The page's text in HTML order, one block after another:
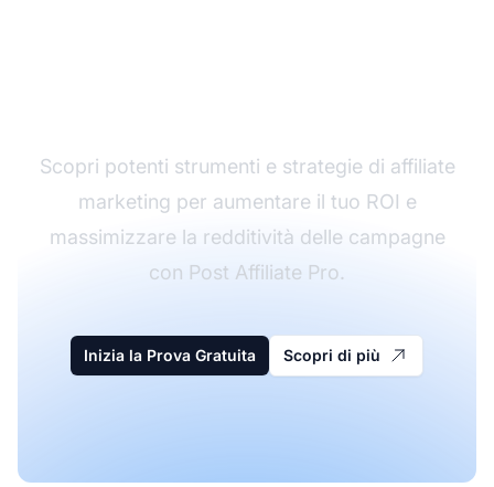
Scopri potenti strumenti e strategie di affiliate
marketing per aumentare il tuo ROI e
massimizzare la redditività delle campagne
con Post Affiliate Pro.
Inizia la Prova Gratuita Scopri di più